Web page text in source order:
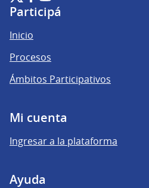
(Enlace externo)
(Enlace externo)
(Enlace externo)
Participá
Inicio
Procesos
Ámbitos Participativos
Mi cuenta
Ingresar a la plataforma
Ayuda